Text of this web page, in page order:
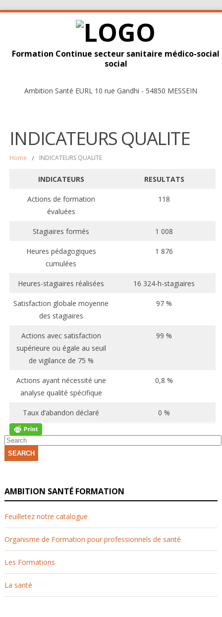
Formation Continue secteur sanitaire médico-social
social
Ambition Santé EURL 10 rue Gandhi - 54850 MESSEIN
INDICATEURS QUALITE
Home / INDICATEURS QUALITE
INDICATEURS RESULTATS
Actions de formation
évaluées
118
Stagiaires formés 1 008
Heures pédagogiques
cumulées
1 876
Heures-stagiaires réalisées 16 324-h-stagiaires
Satisfaction globale moyenne
des stagiaires
97 %
Actions avec satisfaction
supérieure ou égale au seuil
de vigilance de 75 %
99 %
Actions ayant nécessité une
analyse qualité spécifique
0,8 %
Taux d’abandon déclaré 0 %
SEARCH
AMBITION SANTÉ FORMATION
Feuilletez notre catalogue
Organisme de Formation pour professionnels de santé
Les Formations
La santé